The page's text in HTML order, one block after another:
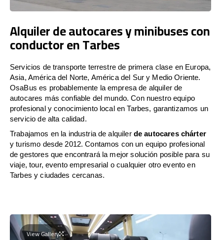
Alquiler de autocares y minibuses con
conductor en Tarbes
Servicios de transporte terrestre de primera clase en Europa,
Asia, América del Norte, América del Sur y Medio Oriente.
OsaBus es probablemente la empresa de alquiler de
autocares más confiable del mundo. Con nuestro equipo
profesional y conocimiento local en Tarbes, garantizamos un
servicio de alta calidad.
Trabajamos en la industria de alquiler de autocares chárter
y turismo desde 2012. Contamos con un equipo profesional
de gestores que encontrará la mejor solución posible para su
viaje, tour, evento empresarial o cualquier otro evento en
Tarbes y ciudades cercanas.
View Gallery